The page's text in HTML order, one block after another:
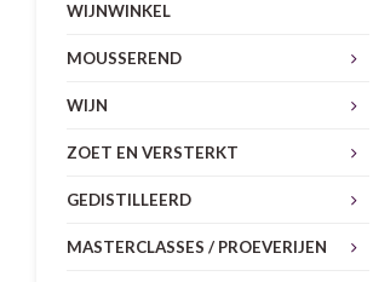
WIJNWINKEL
MOUSSEREND
WIJN
ZOET EN VERSTERKT
GEDISTILLEERD
MASTERCLASSES / PROEVERIJEN